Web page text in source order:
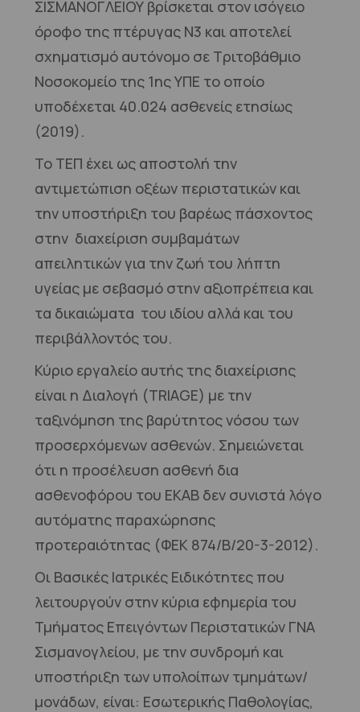
ΣΙΣΜΑΝΟΓΛΕΙΟΥ βρίσκεται στον ισόγειο
όροφο της πτέρυγας Ν3 και αποτελεί
σχηματισμό αυτόνομο σε Τριτοβάθμιο
Νοσοκομείο της 1ης ΥΠΕ το οποίο
υποδέχεται 40.024 ασθενείς ετησίως
(2019).
Το ΤΕΠ έχει ως αποστολή την
αντιμετώπιση οξέων περιστατικών και
την υποστήριξη του βαρέως πάσχοντος
στην διαχείριση συμβαμάτων
απειλητικών για την ζωή του λήπτη
υγείας με σεβασμό στην αξιοπρέπεια και
τα δικαιώματα του ιδίου αλλά και του
περιβάλλοντός του.
Κύριο εργαλείο αυτής της διαχείρισης
είναι η Διαλογή (TRIAGE) με την
ταξινόμηση της βαρύτητος νόσου των
προσερχόμενων ασθενών. Σημειώνεται
ότι η προσέλευση ασθενή δια
ασθενοφόρου του ΕΚΑΒ δεν συνιστά λόγο
αυτόματης παραχώρησης
προτεραιότητας (ΦΕΚ 874/Β/20-3-2012).
Οι Βασικές Ιατρικές Ειδικότητες που
λειτουργούν στην κύρια εφημερία του
Τμήματος Επειγόντων Περιστατικών ΓΝΑ
Σισμανογλείου, με την συνδρομή και
υποστήριξη των υπολοίπων τμημάτων/
μονάδων, είναι: Εσωτερικής Παθολογίας,